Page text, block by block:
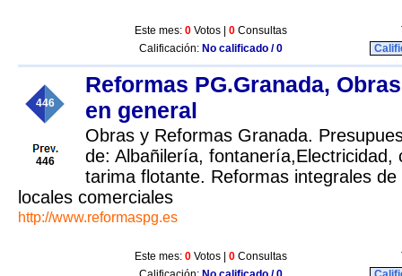
Este mes: 0 Votos | 0 Consultas
Calificación: No calificado / 0
446
446
Reformas PG.Granada,
en general
Obras y Reformas Granada.
de: Albañilería, fontanería,Electricidad,
tarima flotante. Reformas integrales
locales comerciales
http://www.reformaspg.es
Este mes: 0 Votos | 0 Consultas